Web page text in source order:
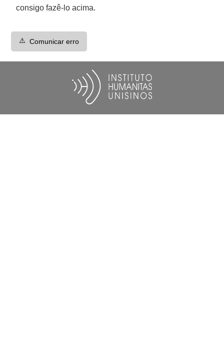
consigo fazê-lo acima.
⚠️ Comunicar erro